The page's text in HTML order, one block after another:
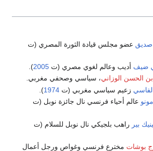
عضو مجلس قيادة الثورة المصري (ت
ضيف أديب وعالم لغوي مصري (ت2005
).
الحسن الوزاني، سياسي وصحفي مغربي.
زعيم سياسي مغربي (ت1974
).
عالم أحياء فرنسي نال جائزة نوبل (ت
بير راهب بلجيكي نال نوبل للسلام (ت
بوشات مخترع فرنسي وغواص ورجل أعمال